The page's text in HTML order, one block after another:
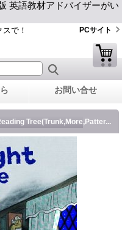
英語教材アドバイザーがい
で！ PCサイト
お問い合せ
Tree(Trunk,More,Patter...